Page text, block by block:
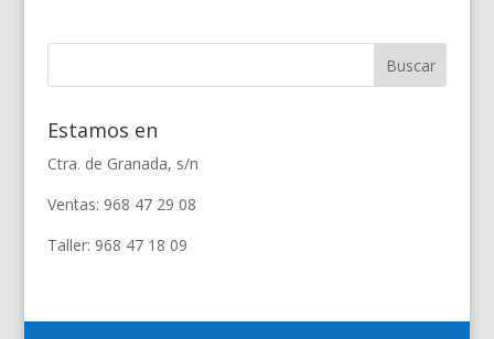
Estamos en
Ctra. de Granada, s/n
Ventas: 968 47 29 08
Taller: 968 47 18 09